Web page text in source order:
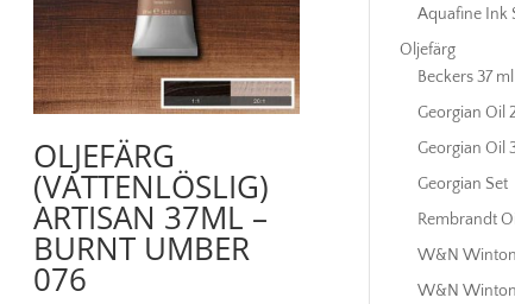
OLJEFÄRG
(VATTENLÖSLIG)
ARTISAN 37ML –
BURNT UMBER
076
Aquafine Ink
Oljefärg
Beckers 37 ml
Georgian Oil
Georgian Oil
Georgian Set
Rembrandt
W&N
W&N Winton